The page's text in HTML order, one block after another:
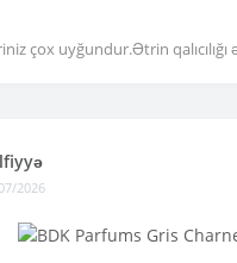
çox uyğundur.Ətrin qalıcılığı
2026